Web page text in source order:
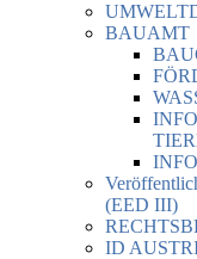
BAUAMT
(EED III)
ID